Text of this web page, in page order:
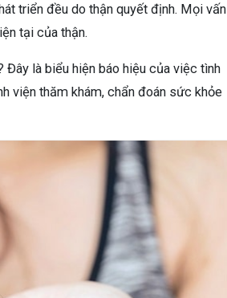
triển đều do thận quyết định. Mọi vấn
tại của thận.
Đây là biểu hiện báo hiệu của việc tình
viện thăm khám, chẩn đoán sức khỏe